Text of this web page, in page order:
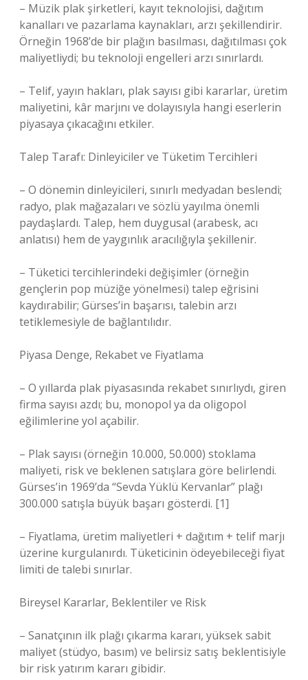
– Müzik plak şirketleri, kayıt teknolojisi, dağıtım
kanalları ve pazarlama kaynakları, arzı şekillendirir.
Örneğin 1968’de bir plağın basılması, dağıtılması çok
maliyetliydi; bu teknoloji engelleri arzı sınırlardı.
– Telif, yayın hakları, plak sayısı gibi kararlar, üretim
maliyetini, kâr marjını ve dolayısıyla hangi eserlerin
piyasaya çıkacağını etkiler.
Talep Tarafı: Dinleyiciler ve Tüketim Tercihleri
– O dönemin dinleyicileri, sınırlı medyadan beslendi;
radyo, plak mağazaları ve sözlü yayılma önemli
paydaşlardı. Talep, hem duygusal (arabesk, acı
anlatısı) hem de yaygınlık aracılığıyla şekillenir.
– Tüketici tercihlerindeki değişimler (örneğin
gençlerin pop müziğe yönelmesi) talep eğrisini
kaydırabilir; Gürses’in başarısı, talebin arzı
tetiklemesiyle de bağlantılıdır.
Piyasa Denge, Rekabet ve Fiyatlama
– O yıllarda plak piyasasında rekabet sınırlıydı, giren
firma sayısı azdı; bu, monopol ya da oligopol
eğilimlerine yol açabilir.
– Plak sayısı (örneğin 10.000, 50.000) stoklama
maliyeti, risk ve beklenen satışlara göre belirlendi.
Gürses’in 1969’da “Sevda Yüklü Kervanlar” plağı
300.000 satışla büyük başarı gösterdi. [1]
– Fiyatlama, üretim maliyetleri + dağıtım + telif marjı
üzerine kurgulanırdı. Tüketicinin ödeyebileceği fiyat
limiti de talebi sınırlar.
Bireysel Kararlar, Beklentiler ve Risk
– Sanatçının ilk plağı çıkarma kararı, yüksek sabit
maliyet (stüdyo, basım) ve belirsiz satış beklentisiyle
bir risk yatırım kararı gibidir.